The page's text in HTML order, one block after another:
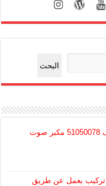
البحث
خدمة تركيب سماعات سقف 51050078 مكبر صوت
طلب شراء خط أرضي 222 تركيب يعمل عن طريق